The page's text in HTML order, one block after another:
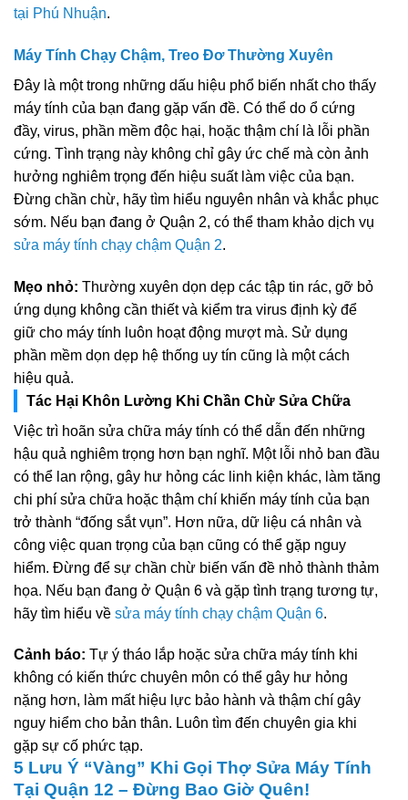
tại Phú Nhuận.
Máy Tính Chạy Chậm, Treo Đơ Thường Xuyên
Đây là một trong những dấu hiệu phổ biến nhất cho thấy
máy tính của bạn đang gặp vấn đề. Có thể do ổ cứng
đầy, virus, phần mềm độc hại, hoặc thậm chí là lỗi phần
cứng. Tình trạng này không chỉ gây ức chế mà còn ảnh
hưởng nghiêm trọng đến hiệu suất làm việc của bạn.
Đừng chần chừ, hãy tìm hiểu nguyên nhân và khắc phục
sớm. Nếu bạn đang ở Quận 2, có thể tham khảo dịch vụ
sửa máy tính chạy chậm Quận 2.
Mẹo nhỏ: Thường xuyên dọn dẹp các tập tin rác, gỡ bỏ
ứng dụng không cần thiết và kiểm tra virus định kỳ để
giữ cho máy tính luôn hoạt động mượt mà. Sử dụng
phần mềm dọn dẹp hệ thống uy tín cũng là một cách
hiệu quả.
Tác Hại Khôn Lường Khi Chần Chừ Sửa Chữa
Việc trì hoãn sửa chữa máy tính có thể dẫn đến những
hậu quả nghiêm trọng hơn bạn nghĩ. Một lỗi nhỏ ban đầu
có thể lan rộng, gây hư hỏng các linh kiện khác, làm tăng
chi phí sửa chữa hoặc thậm chí khiến máy tính của bạn
trở thành “đống sắt vụn”. Hơn nữa, dữ liệu cá nhân và
công việc quan trọng của bạn cũng có thể gặp nguy
hiểm. Đừng để sự chần chừ biến vấn đề nhỏ thành thảm
họa. Nếu bạn đang ở Quận 6 và gặp tình trạng tương tự,
hãy tìm hiểu về sửa máy tính chạy chậm Quận 6.
Cảnh báo: Tự ý tháo lắp hoặc sửa chữa máy tính khi
không có kiến thức chuyên môn có thể gây hư hỏng
nặng hơn, làm mất hiệu lực bảo hành và thậm chí gây
nguy hiểm cho bản thân. Luôn tìm đến chuyên gia khi
gặp sự cố phức tạp.
5 Lưu Ý “Vàng” Khi Gọi Thợ Sửa Máy Tính
Tại Quận 12 – Đừng Bao Giờ Quên!